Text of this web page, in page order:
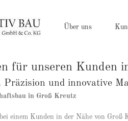
Über uns
für unseren Kunden
und innovative
in Groß Kreutz
einem Kunden in der Nähe von Groß